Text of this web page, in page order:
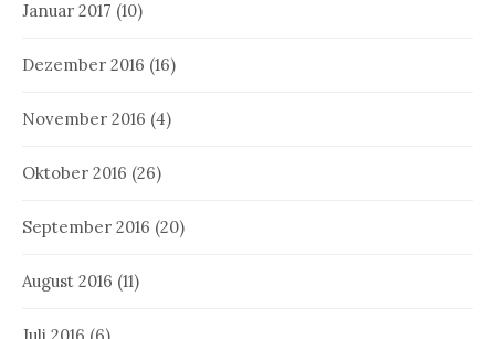
Januar 2017 (10)
Dezember 2016 (16)
November 2016 (4)
Oktober 2016 (26)
September 2016 (20)
August 2016 (11)